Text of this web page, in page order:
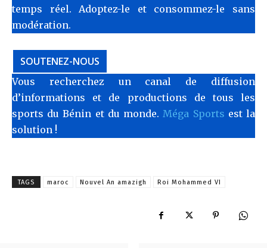
temps réel. Adoptez-le et consommez-le sans
modération.
SOUTENEZ-NOUS
Vous recherchez un canal de diffusion
d’informations et de productions de tous les
sports du Bénin et du monde.Méga Sports est la
solution !
TAGS maroc Nouvel An amazigh Roi Mohammed VI